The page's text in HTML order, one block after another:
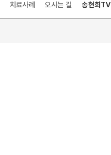
치료사례 오시는 길 송현희TV